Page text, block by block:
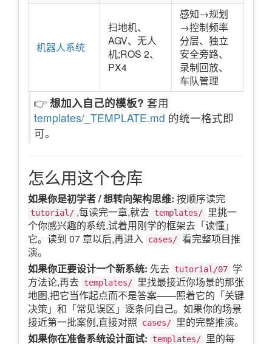
机器人系统
扫地机、
AGV、无人
机;ROS 2、
PX4
感知→规划
→控制频率
分层、独立
安全旁路、
录制回放、
车队管理
👉 想加入自己的模板? 套用
templates/_TEMPLATE.md 的统一格式即
可。
怎么用这个仓库
如果你是初学者 / 想转向架构思维: 按顺序读完
tutorial/ ,每读完一章,就去 templates/
里挑一
个你感兴趣的系统,试着用刚学的框架去「读懂」
它。读到 07 章以后,再进入 cases/ 看完整项目推
演。
如果你正要设计一个新系统: 先去 tutorial/07 学
方法论,再去 templates/
里找最接近你场景的那张
地图,把它当作起点而不是答案——照着它的「关键
决策」和「常见误区」逐条问自己。如果你的场景
接近第一批案例,直接对照
cases/
里的完整推演。
如果你在准备系统设计面试:
templates/ 里的每